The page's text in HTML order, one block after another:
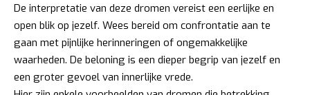
De interpretatie van deze dromen vereist een eerlijke en
open blik op jezelf. Wees bereid om confrontatie aan te
gaan met pijnlijke herinneringen of ongemakkelijke
waarheden. De beloning is een dieper begrip van jezelf en
een groter gevoel van innerlijke vrede.